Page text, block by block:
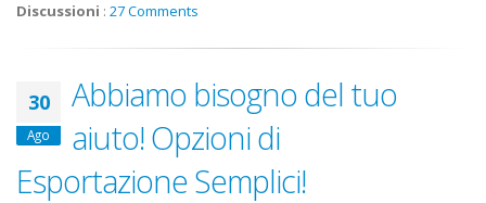
Discussioni : 27 Comments
30
Ago
Abbiamo bisogno del tuo
aiuto! Opzioni di
Esportazione Semplici!